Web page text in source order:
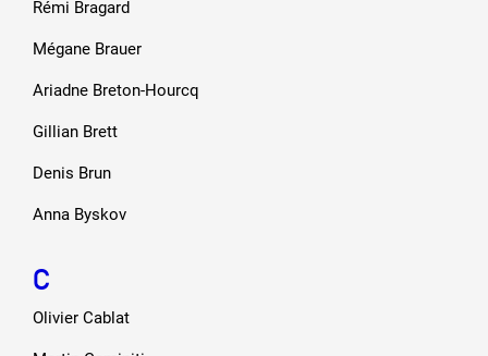
Rémi Bragard
Mégane Brauer
Ariadne Breton-Hourcq
Gillian Brett
Denis Brun
Anna Byskov
C
Olivier Cablat